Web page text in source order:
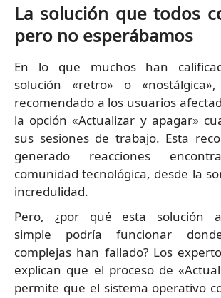
La solución que todos
pero no esperábamos
En lo que muchos han
solución «retro» o
recomendado a los usuarios
la opción «Actualizar y apagar»
sus sesiones de trabajo. Esta
generado reacciones
comunidad tecnológica, desde la
incredulidad.
Pero, ¿por qué esta solución
simple podría funcionar
complejas han fallado? Los
explican que el proceso de
permite que el sistema operativo